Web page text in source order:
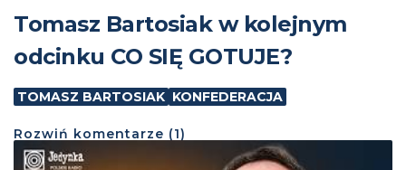
Tomasz Bartosiak w kolejnym
odcinku CO SIĘ GOTUJE?
TOMASZ BARTOSIAK KONFEDERACJA
Rozwiń komentarze (1)